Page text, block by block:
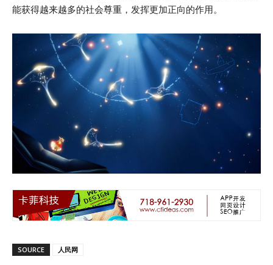
能获得越来越多的社会尊重，发挥更加正向的作用。
SOURCE 人民网